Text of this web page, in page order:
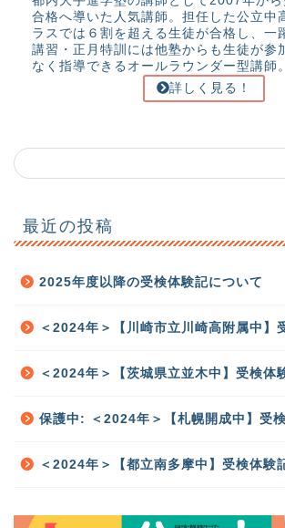
合格へ導いた人気講師。担任した公立中
ラスでは６割を超える生徒が合格し、一
講習・正月特訓には他塾からも生徒が参
なく指導できるオールラウンダー型講師。
詳しく見る！
最近の投稿
2025年度以降の受検体験記について
＜2024年＞【川崎市立川崎高附属中】
＜2024年＞【茨城県立並木中】受検体
保護中: ＜2024年＞【札幌開成中】受
＜2024年＞【都立南多摩中】受検体験